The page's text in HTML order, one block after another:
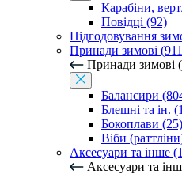
Карабіни,
Повідці (92)
Підгодовування
Принади зимові
Принади зимові
Балансири
Блешні та ін.
Бокоплави (25)
Віби
Аксесуари та інше
Аксесуари та